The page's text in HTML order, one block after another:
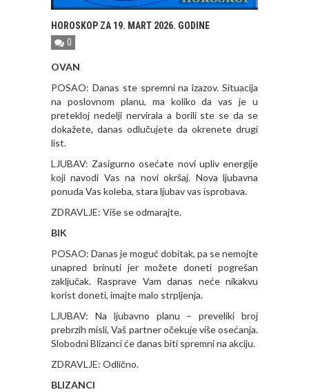
HOROSKOP ZA 19. MART 2026. GODINE
0
OVAN
POSAO: Danas ste spremni na izazov. Situacija
na poslovnom planu, ma koliko da vas je u
pretekloj nedelji nervirala a borili ste se da se
dokažete, danas odlučujete da okrenete drugi
list.
LJUBAV: Zasigurno osećate novi upliv energije
koji navodi Vas na novi okršaj. Nova ljubavna
ponuda Vas koleba, stara ljubav vas isprobava.
ZDRAVLJE: Više se odmarajte.
BIK
POSAO: Danas je moguć dobitak, pa se nemojte
unapred brinuti jer možete doneti pogrešan
zaključak. Rasprave Vam danas neće nikakvu
korist doneti, imajte malo strpljenja.
LJUBAV: Na ljubavno planu – preveliki broj
prebrzih misli, Vaš partner očekuje više osećanja.
Slobodni Blizanci će danas biti spremni na akciju.
ZDRAVLJE: Odlično.
BLIZANCI